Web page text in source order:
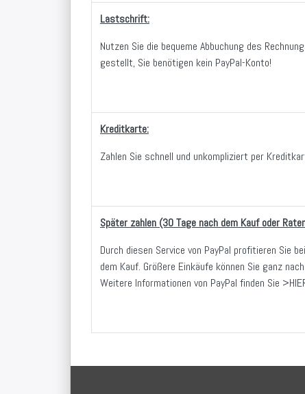
Lastschrift:
Nutzen Sie die bequeme Abbuchung des
gestellt, Sie benötigen kein PayPal-Konto!
Kreditkarte:
Zahlen Sie schnell und unkompliziert per
Später zahlen (30 Tage nach dem Kauf oder
Durch diesen Service von PayPal profitieren Sie
dem Kauf. Größere Einkäufe können Sie ganz
Weitere Informationen von PayPal finden Sie